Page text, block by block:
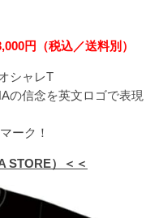
円（税込／送料別）
シャレT
信念を英文ロゴで表現
ーク！
STORE）＜＜